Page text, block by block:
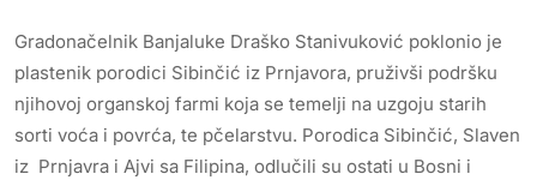
Gradonačelnik Banjaluke Draško Stanivuković poklonio je
plastenik porodici Sibinčić iz Prnjavora, pruživši podršku
njihovoj organskoj farmi koja se temelji na uzgoju starih
sorti voća i povrća, te pčelarstvu. Porodica Sibinčić, Slaven
iz Prnjavra i Ajvi sa Filipina, odlučili su ostati u Bosni i